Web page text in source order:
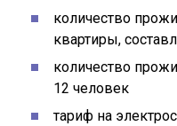
количество
квартиры,
количество
12 человек
тариф на